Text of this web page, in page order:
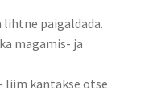
lihtne paigaldada.
magamis- ja
liim kantakse otse